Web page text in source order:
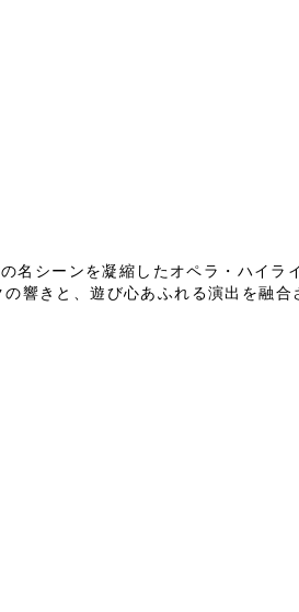
名シーンを凝縮したオペラ・ハイラ
響きと、遊び心あふれる演出を融合